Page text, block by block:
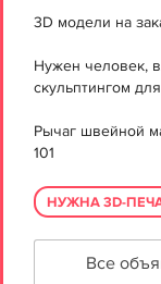
3D модели на
Нужен человек,
скульптингом
Рычаг швейной
101
НУЖНА 3D-
Все